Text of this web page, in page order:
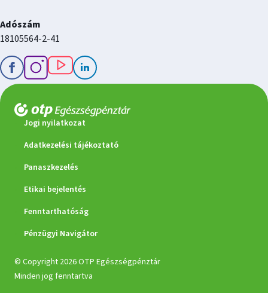
Adószám
18105564-2-41
Jogi nyilatkozat
Adatkezelési tájékoztató
Panaszkezelés
Etikai bejelentés
Fenntarthatóság
Pénzügyi Navigátor
© Copyright 2026 OTP Egészségpénztár
Minden jog fenntartva